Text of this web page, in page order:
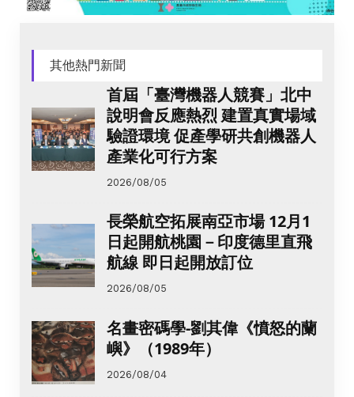
其他熱門新聞
首屆「臺灣機器人競賽」北中
說明會反應熱烈 建置真實場域
驗證環境 促產學研共創機器人
產業化可行方案
2026/08/05
長榮航空拓展南亞市場 12月1
日起開航桃園－印度德里直飛
航線 即日起開放訂位
2026/08/05
名畫密碼學-劉其偉《憤怒的蘭
嶼》（1989年）
2026/08/04